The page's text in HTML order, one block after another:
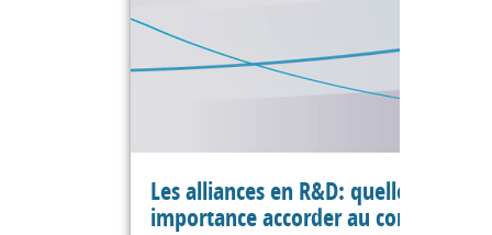
Les alliances en R&D: quelle
importance accorder au contrat ?